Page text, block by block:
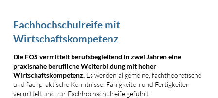
Fachhochschulreife mit
Wirtschaftskompetenz
Die FOS vermittelt berufsbegleitend in zwei Jahren eine
praxisnahe berufliche Weiterbildung mit hoher
Wirtschaftskompetenz.Es werden allgemeine, fachtheoretische
und fachpraktische Kenntnisse, Fähigkeiten und Fertigkeiten
vermittelt und zur Fachhochschulreife geführt.